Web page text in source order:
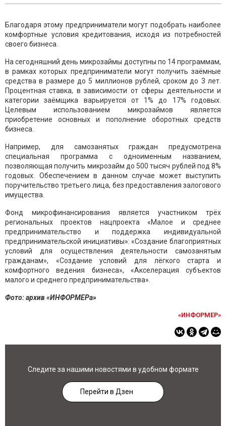
Благодаря этому предприниматели могут подобрать наиболее
комфортные условия кредитования, исходя из потребностей
своего бизнеса.
На сегодняшний день микрозаймы доступны по 14 программам,
в рамках которых предприниматели могут получить заёмные
средства в размере до 5 миллионов рублей, сроком до 3 лет.
Процентная ставка, в зависимости от сферы деятельности и
категории заёмщика варьируется от 1% до 17% годовых.
Целевым использованием микрозаймов является
приобретение основных и пополнение оборотных средств
бизнеса.
Например, для самозанятых граждан предусмотрена
специальная программа с одноименным названием,
позволяющая получить микрозайм до 500 тысяч рублей под 8%
годовых. Обеспечением в данном случае может выступить
поручительство третьего лица, без предоставления залогового
имущества.
Фонд микрофинансирования является участником трёх
региональных проектов нацпроекта «Малое и среднее
предпринимательство и поддержка индивидуальной
предпринимательской инициативы»: «Создание благоприятных
условий для осуществления деятельности самозанятым
гражданам», «Создание условий для лёгкого старта и
комфортного ведения бизнеса», «Акселерация субъектов
малого и среднего предпринимательства».
Фото: архив «ИНФОРМЕРа»
«ИНФОРМЕР»
Следите за нашими новостями в удобном формате
Перейти в Дзен